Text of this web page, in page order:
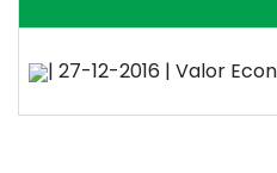
| 27-12-2016 | Valor